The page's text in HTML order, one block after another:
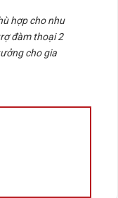
, giúp kết nối
hệ thống
CMS…
mọi nơi
hợp cho nhu
đàm thoại 2
cho gia